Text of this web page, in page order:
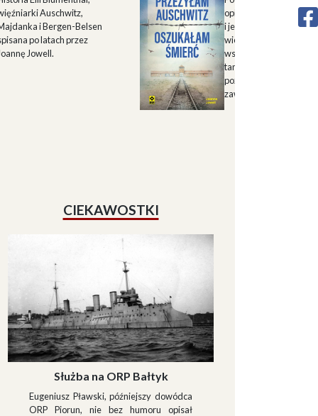
Auschwitz,
i Bergen-Belsen
po latach przez
Jowell.
opisu historii Górnego
i jego mieszkańców w
wieku oraz zapisu
wspomnień
tamtych terenów, które
pozwalają lepiej
zawiłe koleje losu
CIEKAWOSTKI
Służba na ORP Bałtyk
Eugeniusz Pławski, późniejszy dowódca
ORP Piorun, nie bez humoru opisał